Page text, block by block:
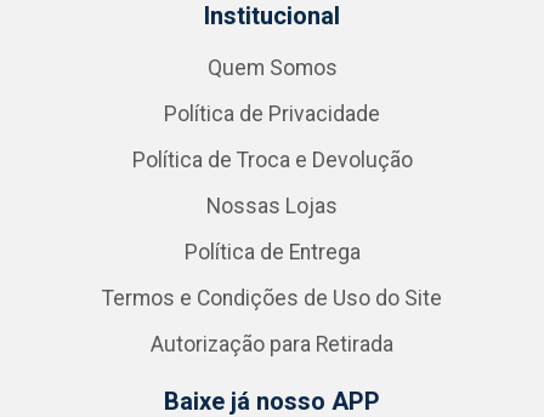
Institucional
Quem Somos
Política de Privacidade
Política de Troca e Devolução
Nossas Lojas
Política de Entrega
Termos e Condições de Uso do Site
Autorização para Retirada
Baixe já nosso APP